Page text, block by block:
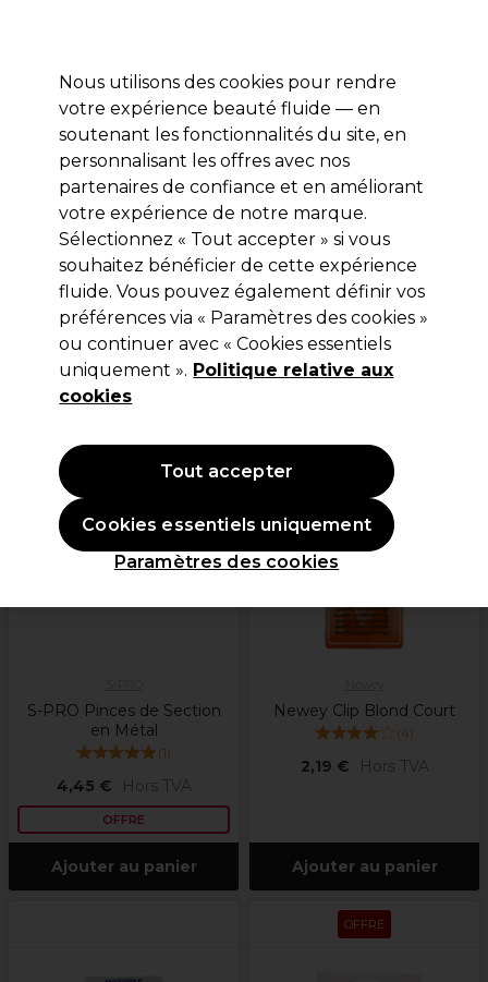
Se connecter
Marques Bons plans ⭐ Coiffure Electro et Matériel
Livraison le lendemain*
Après expédition, du lundi au vendredi
Coiffure Matériel de coiffure Épingles, pinces & clips
Épingles, pinces & clips
Filters
S-PRO Pinces de Section
en Métal
(1)
4,45 € Hors TVA
OFFRE
Ajouter au panier
Newey Clip Blond Court
(4)
2,19 € Hors TVA
Ajouter au panier
OFFRE
Nous utilisons des cookies pour rendre
votre expérience beauté fluide — en
soutenant les fonctionnalités du site, en
personnalisant les offres avec nos
partenaires de confiance et en améliorant
votre expérience de notre marque.
Sélectionnez « Tout accepter » si vous
souhaitez bénéficier de cette expérience
fluide. Vous pouvez également définir vos
préférences via « Paramètres des cookies »
ou continuer avec « Cookies essentiels
uniquement ». Politique relative aux
cookies
Paramètres des cookies
Cookies essentiels uniquement
Tout accepter